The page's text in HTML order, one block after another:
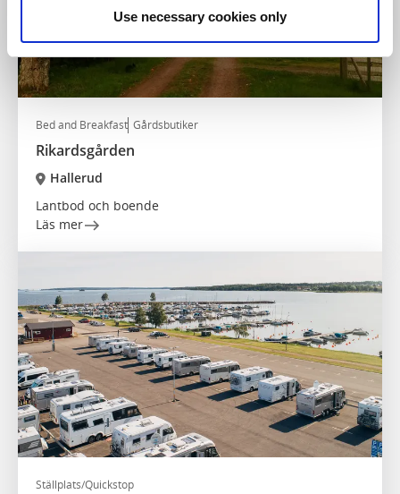
Use necessary cookies only
Bed and Breakfast Gårdsbutiker
Rikardsgården
Hallerud
Lantbod och boende
Läs mer
Ställplats/Quickstop